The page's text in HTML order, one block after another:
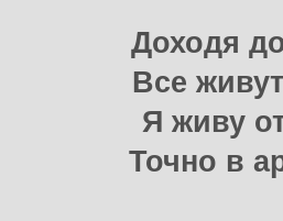
Доходя
Все
Я живу
Точно в